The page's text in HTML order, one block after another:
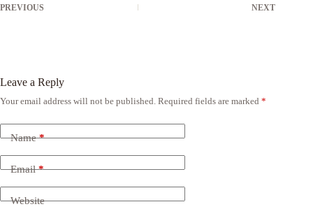
PREVIOUS NEXT
Leave a Reply
Your email address will not be published. Required fields are marked *
Name*
Email*
Website